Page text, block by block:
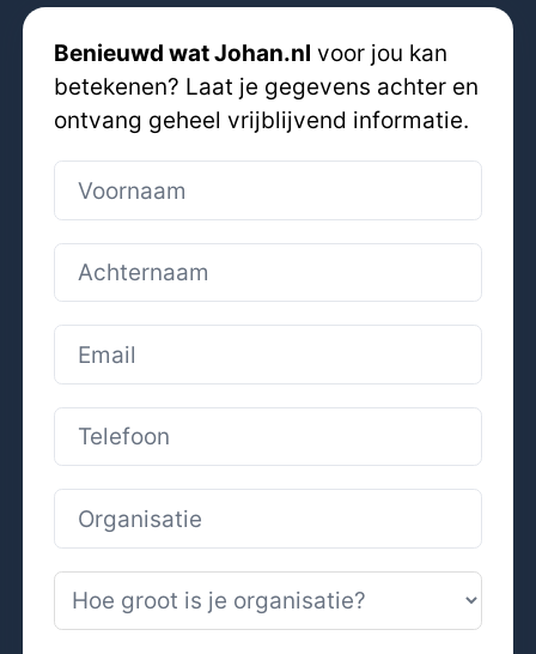
Benieuwd wat Johan.nl voor jou kan
betekenen? Laat je gegevens achter en
ontvang geheel vrijblijvend informatie.